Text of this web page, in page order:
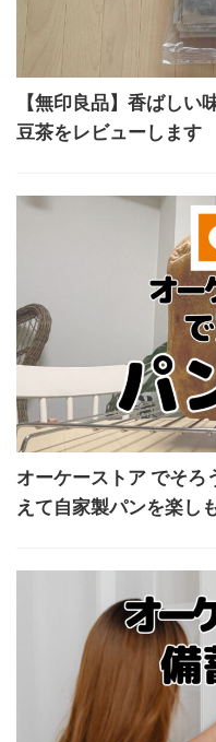
【無印良品】香ばしい
豆茶をレビューします
オーケーストア でそろ
えて自家製パンを楽し